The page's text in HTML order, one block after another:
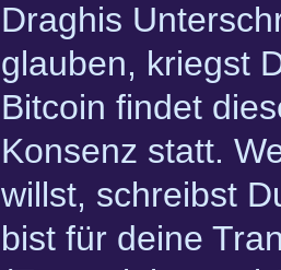
Draghis
glauben, kriegst
Bitcoin findet
Konsenz statt.
willst, schreibst
bist für deine